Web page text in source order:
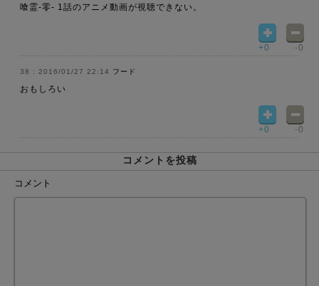
喰霊-零- 1話のアニメ動画が視聴できない。
+0 -0
2016/01/27 22:14 フード
おもしろい
+0 -0
コメントを投稿
コメント